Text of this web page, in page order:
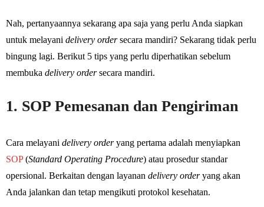
Nah, pertanyaannya sekarang apa saja yang perlu Anda siapkan
untuk melayani delivery ordersecara mandiri? Sekarang tidak perlu
bingung lagi. Berikut 5 tips yang perlu diperhatikan sebelum
membuka delivery ordersecara mandiri.
1. SOP Pemesanan dan Pengiriman
Cara melayani delivery orderyang pertama adalah menyiapkan
SOP(Standard Operating Procedure) atau prosedur standar
opersional. Berkaitan dengan layanan delivery orderyang akan
Anda jalankan dan tetap mengikuti protokol kesehatan.